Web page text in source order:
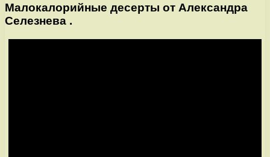
Малокалорийные десерты от Александра
Селезнева .